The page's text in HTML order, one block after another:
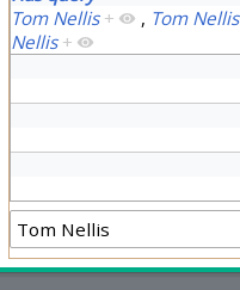
Tom Nellis + , Tom Nellis
Nellis +